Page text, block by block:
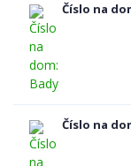
Číslo na
Číslo na